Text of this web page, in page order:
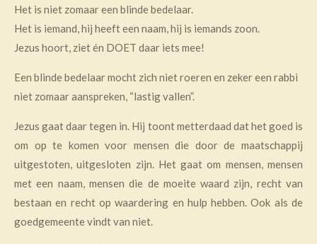
Het is niet zomaar een blinde bedelaar.
Het is iemand, hij heeft een naam, hij is iemands zoon.
Jezus hoort, ziet én DOET daar iets mee!
Een blinde bedelaar mocht zich niet roeren en zeker een rabbi
niet zomaar aanspreken, “lastig vallen”.
Jezus gaat daar tegen in. Hij toont metterdaad dat het goed is
om op te komen voor mensen die door de maatschappij
uitgestoten, uitgesloten zijn. Het gaat om mensen, mensen
met een naam, mensen die de moeite waard zijn, recht van
bestaan en recht op waardering en hulp hebben. Ook als de
goedgemeente vindt van niet.